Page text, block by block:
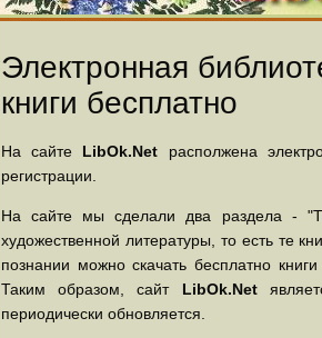
Электронная
книги бесплатно
На сайте LibOk.Net располжена
регистрации.
На сайте мы сделали два раздела -
художественной литературы, то есть те
познании можно скачать бесплатно
Таким образом, сайт LibOk.Net
периодически обновляется.